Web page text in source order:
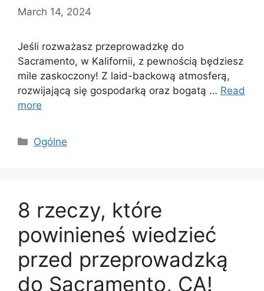
March 14, 2024
Jeśli rozważasz przeprowadzkę do
Sacramento, w Kalifornii, z pewnością będziesz
mile zaskoczony! Z laid-backową atmosferą,
rozwijającą się gospodarką oraz bogatą … Read
more
Categories
Ogólne
8 rzeczy, które
powinieneś wiedzieć
przed przeprowadzką
do Sacramento, CA!